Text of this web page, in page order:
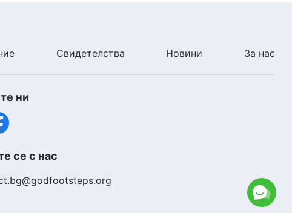
Свидетелства Новини За нас
ни
се с нас